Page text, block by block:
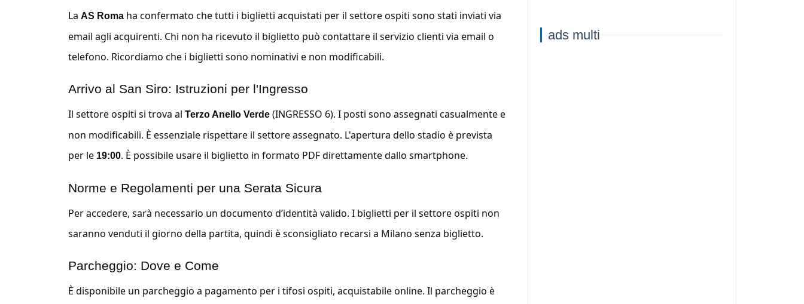
La AS Romaha confermato che tutti i biglietti acquistati per il settore ospiti sono stati inviati via
email agli acquirenti. Chi non ha ricevuto il biglietto può contattare il servizio clienti via email o
telefono. Ricordiamo che i biglietti sono nominativi e non modificabili.
Arrivo al San Siro: Istruzioni per l'Ingresso
Il settore ospiti si trova al Terzo Anello Verde(INGRESSO 6). I posti sono assegnati casualmente e
non modificabili. È essenziale rispettare il settore assegnato. L'apertura dello stadio è prevista
per le 19:00. È possibile usare il biglietto in formato PDF direttamente dallo smartphone.
Norme e Regolamenti per una Serata Sicura
Per accedere, sarà necessario un documento d’identità valido. I biglietti per il settore ospiti non
saranno venduti il giorno della partita, quindi è sconsigliato recarsi a Milano senza biglietto.
Parcheggio: Dove e Come
È disponibile un parcheggio a pagamento per i tifosi ospiti, acquistabile online. Il parcheggio è
ads multi